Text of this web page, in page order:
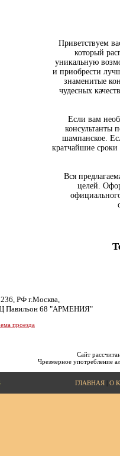
Приветствуем
который
уникальную
и приобрести
знаменитые
чудесных
Если вам
консультанты
шампанское.
кратчайшие
Вся
целей.
РФ г.Москва,
Павильон 68 "АРМЕНИЯ"
проезда
Сайт
Чрезмерное употребление
ГЛАВНАЯ| О